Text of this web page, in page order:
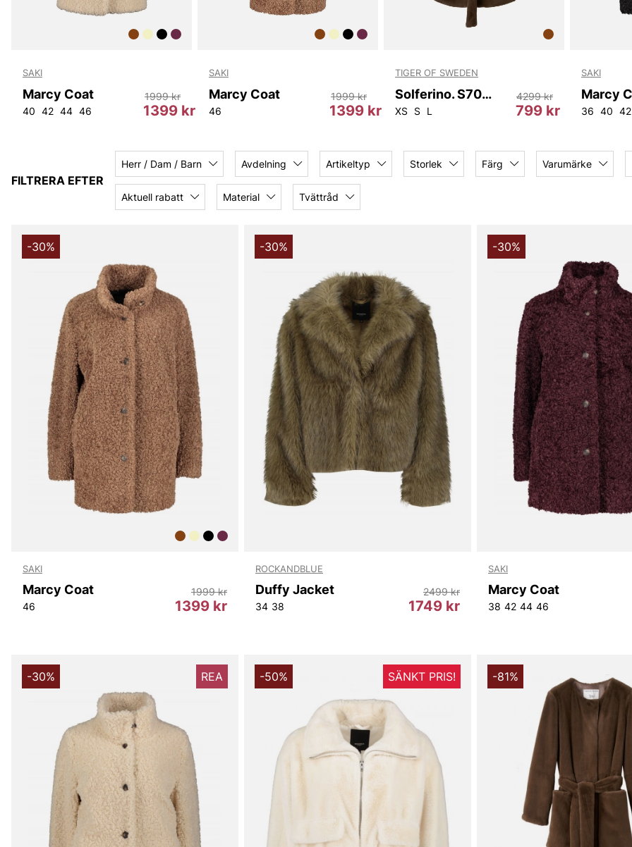
SAKI
Marcy Coat
40 42 44 46 1399 kr
1999 kr
SAKI
Marcy Coat
46 1399 kr
1999 kr
TIGER OF SWEDEN
Solferino. S70487 1K6
XS S L 799 kr
4299 kr
SAKI
Marcy
36 40 42
FILTRERA EFTER
Herr / Dam / Barn Avdelning Artikeltyp Storlek Färg Varumärke
Aktuell rabatt Material Tvättråd
-30%
SAKI
Marcy Coat
46 1399 kr
1999 kr
-30%
ROCKANDBLUE
Duffy Jacket
34 38 1749 kr
2499 kr
-30%
SAKI
Marcy Coat
38 42 44 46
-30% REA -50% SÄNKT PRIS! -81%